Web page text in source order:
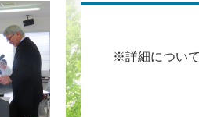
※詳細につい